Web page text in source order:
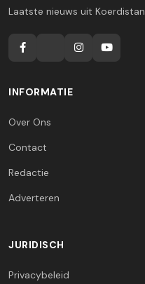
Laatste nieuws uit Koerdistan
INFORMATIE
Over Ons
Contact
Redactie
Adverteren
JURIDISCH
Privacybeleid